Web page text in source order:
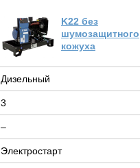
K22 без
шумозащитного
кожуха
Дизельный
3
–
Электростарт